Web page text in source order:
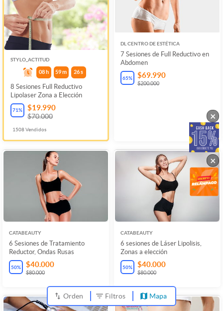
STYLO_ACTITUD
08 h 59m 26s
8 Sesiones Full Reductivo
Lipolaser Zona a Elección
71% $19.990
$70.000
1508Vendidos
DL CENTRO DE ESTÉTICA
7 Sesiones de Full Reductivo en
Abdomen
65% $69.990
$200.000
CATABEAUTY
6 Sesiones de Tratamiento
Reductor, Ondas Rusas
50% $40.000
$80.000
CATABEAUTY
6 sesiones de Láser Lipolisis,
Zonas a elección
50% $40.000
$80.000
Orden Filtros Mapa
×
×